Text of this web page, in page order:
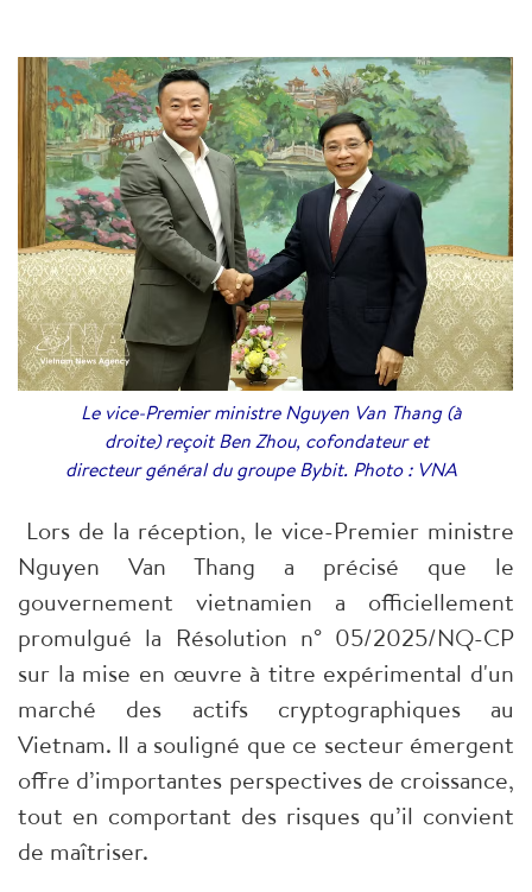
Le vice-Premier ministre Nguyen Van Thang (à
droite) reçoit Ben Zhou, cofondateur et
directeur général du groupe Bybit. Photo : VNA
Lors de la réception, le vice-Premier ministre
Nguyen Van Thang a précisé que le
gouvernement vietnamien a officiellement
promulgué la Résolution n° 05/2025/NQ-CP
sur la mise en œuvre à titre expérimental d'un
marché des actifs cryptographiques au
Vietnam. Il a souligné que ce secteur émergent
offre d’importantes perspectives de croissance,
tout en comportant des risques qu’il convient
de maîtriser.